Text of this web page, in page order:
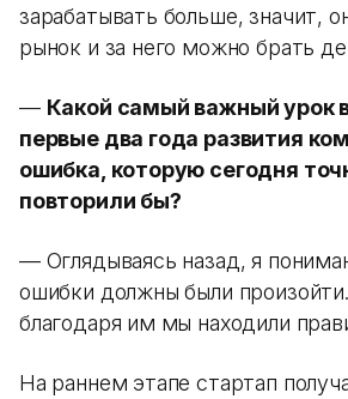
зарабатывать больше, значит,
рынок и за него можно брать
— Какой самый важный урок
первые два года развития
ошибка, которую сегодня
повторили бы?
— Оглядываясь назад, я
ошибки должны были
благодаря им мы находили
На раннем этапе стартап